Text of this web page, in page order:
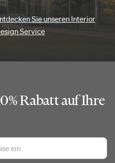
Sie unseren Interior
Service
Rabatt auf Ihre